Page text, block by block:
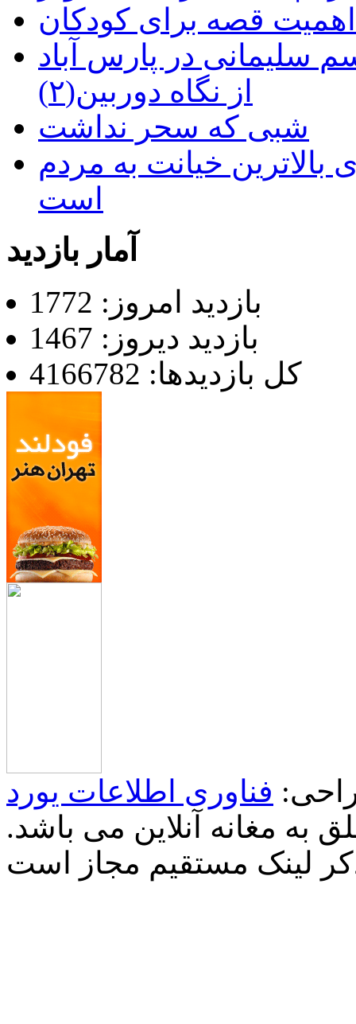
سلیمانی در پارس آباد
از نگاه دوربین(۲)
شبی که سحر نداشت
خیانت به مردم
است
آمار بازدید
بازدید امروز: 1772
بازدید دیروز: 1467
کل بازدیدها: 4166782
فناوری اطلاعات یورد
به مغانه آنلاین می باشد.